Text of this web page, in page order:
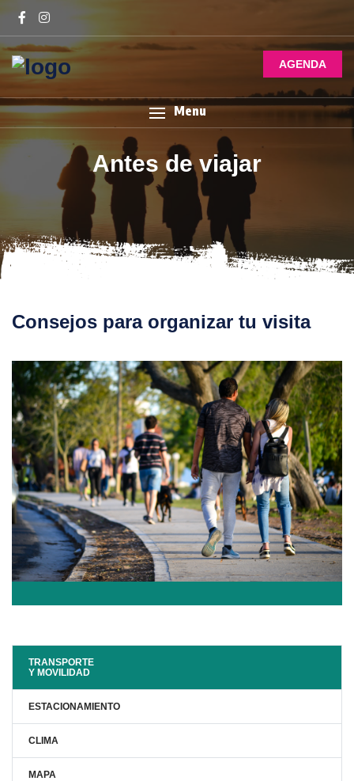
AGENDA
Menu
Antes de viajar
Consejos para organizar tu visita
TRANSPORTE
Y MOVILIDAD
ESTACIONAMIENTO
CLIMA
MAPA